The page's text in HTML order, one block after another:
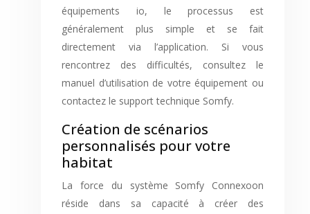
équipements io, le processus est
généralement plus simple et se fait
directement via l’application. Si vous
rencontrez des difficultés, consultez le
manuel d’utilisation de votre équipement ou
contactez le support technique Somfy.
Création de scénarios
personnalisés pour votre
habitat
La force du système Somfy Connexoon
réside dans sa capacité à créer des